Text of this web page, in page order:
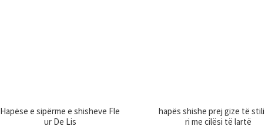
Hapëse e sipërme e shisheve Fle
ur De Lis
hapës shishe prej gize të
ri me cilësi të lartë